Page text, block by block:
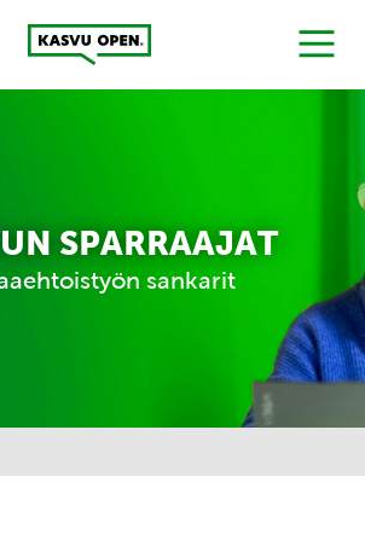
Kasvu Open
MENU
SPARRAAJAT
sankarit